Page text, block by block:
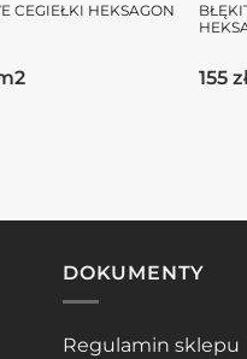
CEGIEŁKI HEKSAGON
155
DOKUMENTY
Regulamin sklepu